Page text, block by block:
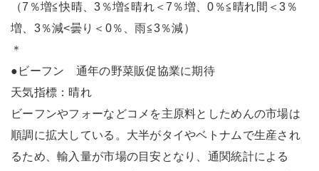
（7％増≦快晴、3％増≦晴れ＜7％増、0％≦晴れ間＜3％
増、3％減<曇り＜0％、雨≦3％減）
＊
●ビーフン 通年の野菜販促協業に期待
天気指標：晴れ
ビーフンやフォーなどコメを主原料としためんの市場は
順調に拡大している。大半がタイやベトナムで生産され
るため、輸入量が市場の目安となり、通関統計による